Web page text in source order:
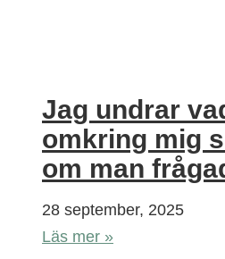
Jag undrar
omkring mig
om man
28 september, 2025
Läs mer »